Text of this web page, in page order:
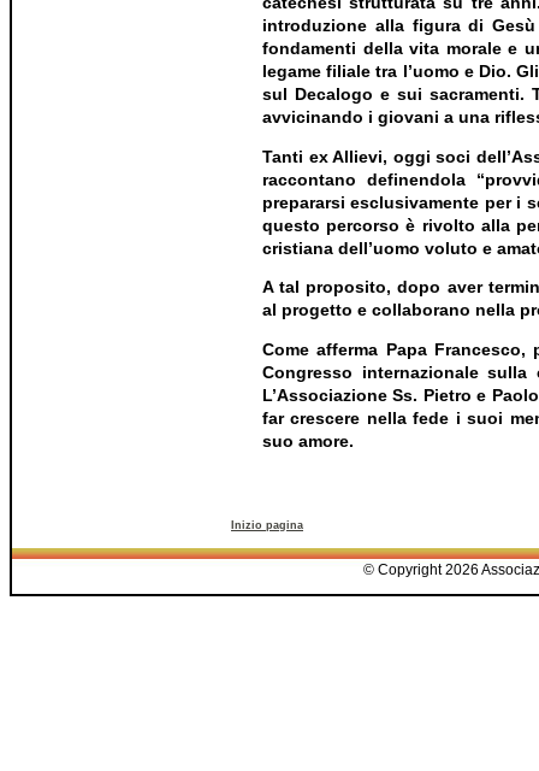
introduzione alla figura di
fondamenti della vita morale e
legame filiale tra l’uomo e Dio.
sul Decalogo e sui sacramenti.
avvicinando i giovani a una
Tanti ex Allievi, oggi soci
raccontano definendola
prepararsi esclusivamente per i
questo percorso è rivolto alla
cristiana dell’uomo voluto e
A tal proposito, dopo aver
al progetto e collaborano nella
Come afferma Papa
Congresso internazionale
L’Associazione Ss. Pietro e
far crescere nella fede i suoi
suo amore.
Inizio pagina
© Copyright 2026